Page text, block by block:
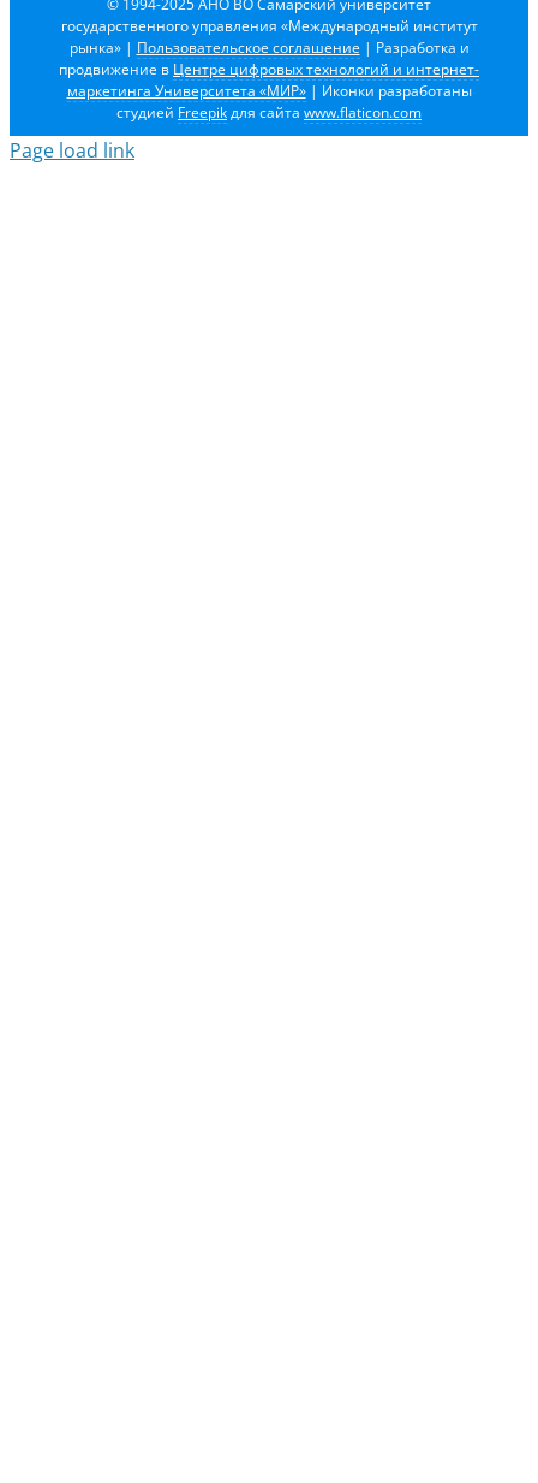
© 1994-2025 АНО ВО Самарский университет
государственного управления «Международный институт
рынка» | Пользовательское соглашение | Разработка и
продвижение в Центре цифровых технологий и интернет-
маркетинга Университета «МИР»| Иконки разработаны
студией Freepikдля сайта www.flaticon.com
Page load link